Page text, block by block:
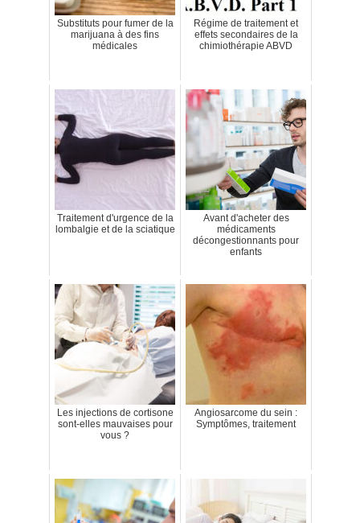
Substituts pour fumer de la
marijuana à des fins
médicales
Régime de traitement et
effets secondaires de la
chimiothérapie ABVD
Traitement d'urgence de la
lombalgie et de la sciatique
Avant d'acheter des
médicaments
décongestionnants pour
enfants
Les injections de cortisone
sont-elles mauvaises pour
vous ?
Angiosarcome du sein :
Symptômes, traitement